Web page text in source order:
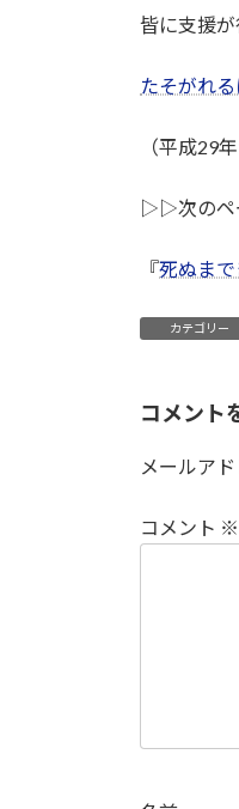
皆に支援
たそがれ
（平成29
▷▷次のペ
『死ぬま
カテゴリー
コメント
メールア
コメント ※